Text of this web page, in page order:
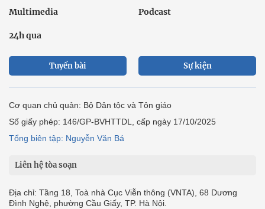
Multimedia Podcast
24h qua
Tuyến bài Sự kiện
Cơ quan chủ quản: Bộ Dân tộc và Tôn giáo
Số giấy phép: 146/GP-BVHTTDL, cấp ngày 17/10/2025
Tổng biên tập: Nguyễn Văn Bá
Liên hệ tòa soạn
Địa chỉ: Tầng 18, Toà nhà Cục Viễn thông (VNTA), 68 Dương
Đình Nghệ, phường Cầu Giấy, TP. Hà Nội.